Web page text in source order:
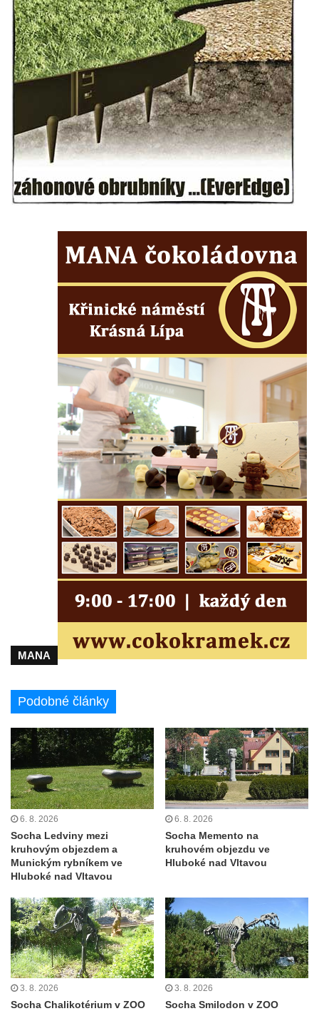
Sochy brouků u Mlýnské stoky v Českých
Budějovicích
Socha svatého Vincence Ferrerského na
nádvoří kláštera dominikánů v Českých
Budějovicích
Socha svatého Zachariáše na nádvoří
kláštera dominikánů v Českých
Budějovicích
dominikánů v Českých Budějovicích
dominikánů v Českých Budějovicích
Socha svatého Dominika na nádvoří
Budějovicích
Sousoší Kalvárie před klášterem
dominikánů u Piaristického náměstí v
Socha svatého Václava u pramene v
Semilech
Pamětní deska Tomáše Garrigue Masaryka
na radnici v Českých Budějovicích
Pamětní deska na biskupské rezidenci v
Českých Budějovicích
Pamětní deska Josefa Hloucha na
biskupské rezidenci v Českých
Budějovicích
Socha žáby u rybníčku na Náměstí v
Kamenném Újezdě
Pamětní kámen družebních obcí Kamenný
Újezd a Krauchthal v parku na Náměstí v
Socha na náměstí J. V. Kamarýta ve
Pomník J. V. Kamarýta v Krumlovské ulici ve
Pamětní deska arcibiskupa Micara ve
vstupu do poutního místa Římov
Plastika Koule v Gutenbergově ulici v
Liberci
Pamětní deska Vojtěcha Kocmicha na
domě čp. 37 v ulici Betlém v Římově
Pomník na paměť zrušení roboty v Plavu
Socha vodníka v Plavu
Socha svatého Jana Nepomuckého v
Třebušíně
Pamětní deska Johanna Nepomuka
Fischera na domě čp. 5/16 na třídě 9.
května v Rumburku
Pamětní deska Johanna Neumanna
MANA
Podobné články
6. 8. 2026
Socha Ledviny mezi
kruhovým objezdem a
Munickým rybníkem ve
Hluboké nad Vltavou
6. 8. 2026
Socha Memento na
kruhovém objezdu ve
Hluboké nad Vltavou
3. 8. 2026
Socha Chalikotérium v ZOO
3. 8. 2026
Socha Smilodon v ZOO